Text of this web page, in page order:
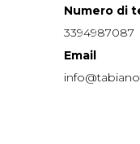
Numero di
3394987087
Email